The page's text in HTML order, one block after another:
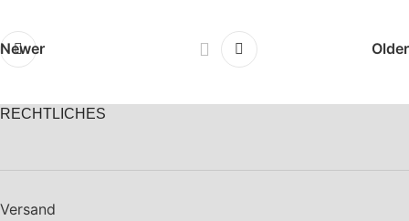
Newer Older
RECHTLICHES
Versand